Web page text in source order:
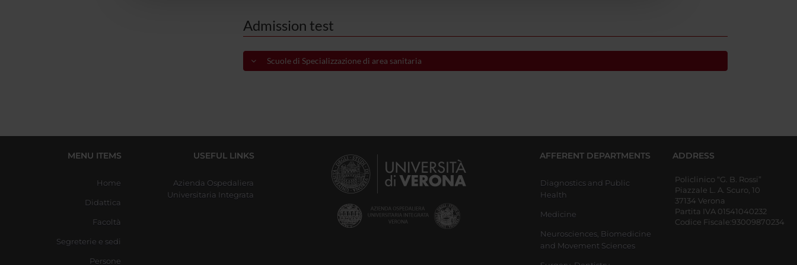
Admission test
Scuole di Specializzazione di area sanitaria
MENU ITEMS
Home
Didattica
Facoltà
Segreterie e sedi
Persone
USEFUL LINKS
Azienda Ospedaliera
Universitaria Integrata
AFFERENT DEPARTMENTS
Diagnostics and Public
Health
Medicine
Neurosciences, Biomedicine
and Movement Sciences
ADDRESS
Policlinico “G. B. Rossi”
Piazzale L. A. Scuro, 10
37134 Verona
Partita IVA 01541040232
Codice Fiscale:93009870234